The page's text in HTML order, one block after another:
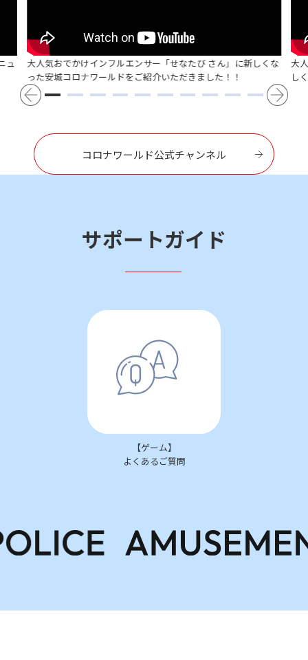
ュ
大人気おでかけインフルエンサー「せなたび さん」に新しくな
った安城コロナワールドをご紹介いただきました！！
大
し
コロナワールド公式チャンネル
サポートガイド
【ゲーム】
よくあるご質問